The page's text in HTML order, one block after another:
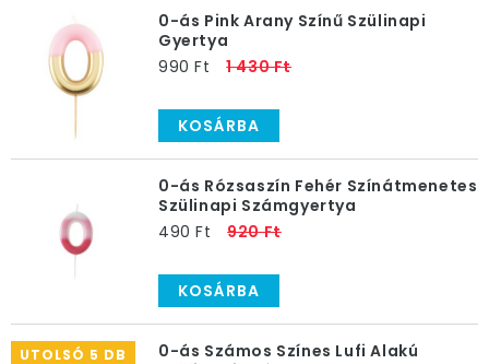
0-ás Pink Arany Színű Szülinapi
Gyertya
990 Ft
1 430 Ft
KOSÁRBA
0-ás Rózsaszín Fehér Színátmenetes
Szülinapi Számgyertya
490 Ft
920 Ft
KOSÁRBA
UTOLSÓ 5 DB
0-ás Számos Színes Lufi Alakú